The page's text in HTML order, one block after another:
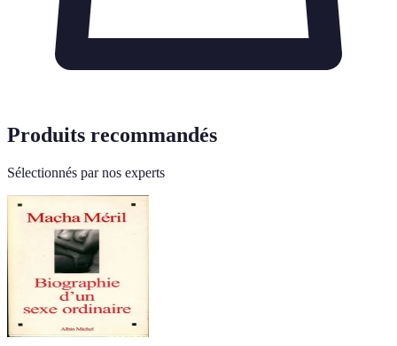
Produits recommandés
Sélectionnés par nos experts